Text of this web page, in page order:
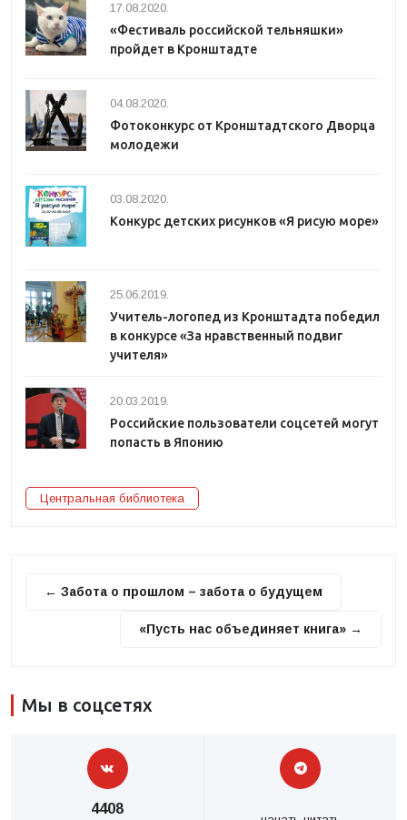
17.08.2020.
«Фестиваль российской тельняшки»
пройдет в Кронштадте
04.08.2020.
Фотоконкурс от Кронштадтского Дворца
молодежи
03.08.2020.
Конкурс детских рисунков «Я рисую море»
25.06.2019.
Учитель-логопед из Кронштадта победил
в конкурсе «За нравственный подвиг
учителя»
20.03.2019.
Российские пользователи соцсетей могут
попасть в Японию
Центральная библиотека
← Забота о прошлом – забота о будущем
«Пусть нас объединяет книга» →
Мы в соцсетях
4408